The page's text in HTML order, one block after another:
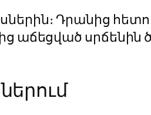
Դրանից հետո
աճեցված սրճենին